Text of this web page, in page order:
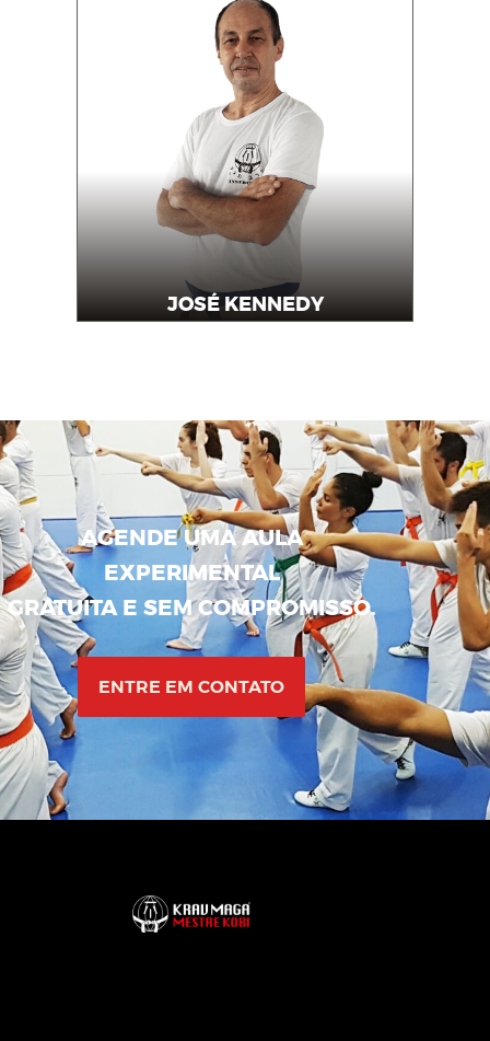
JOSÉ KENNEDY
Instrutor
AGENDE UMA AULA
EXPERIMENTAL
GRATUITA E SEM COMPROMISSO.
ENTRE EM CONTATO